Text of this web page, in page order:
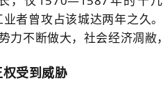
业者曾攻占该城达两年之
力不断做大，社会经济凋
权受到威胁